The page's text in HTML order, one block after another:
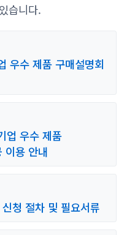
습니다.
우수 제품 구매설명회
업 우수 제품
이용 안내
청 절차 및 필요서류